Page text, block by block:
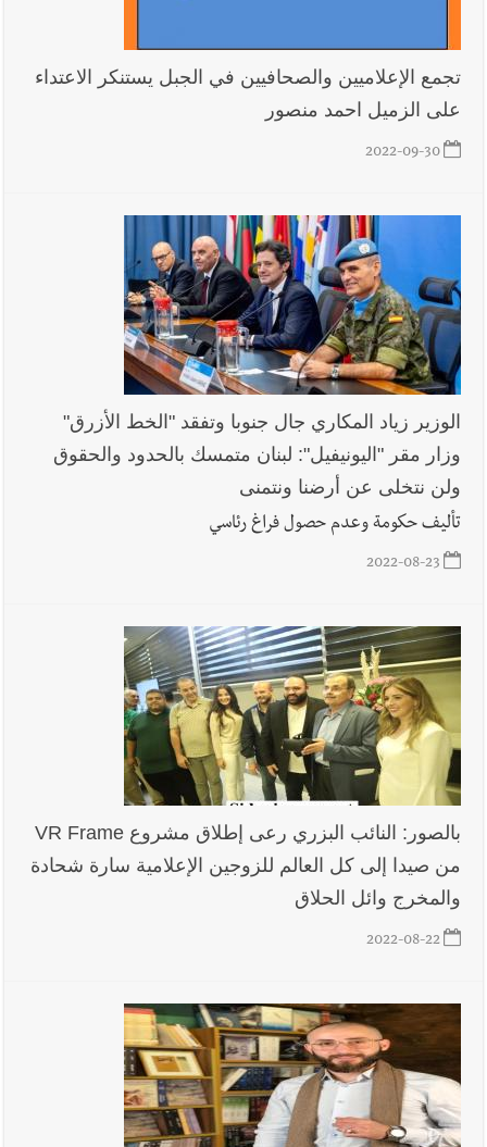
تجمع الإعلاميين والصحافيين في الجبل يستنكر الاعتداء
على الزميل احمد منصور
2022-09-30
الوزير زياد المكاري جال جنوبا وتفقد "الخط الأزرق"
وزار مقر "اليونيفيل": لبنان متمسك بالحدود والحقوق
ولن نتخلى عن أرضنا ونتمنى
تأليف حكومة وعدم حصول فراغ رئاسي
2022-08-23
بالصور: النائب البزري رعى إطلاق مشروع VR Frame
من صيدا إلى كل العالم للزوجين الإعلامية سارة شحادة
والمخرج وائل الحلاق
2022-08-22